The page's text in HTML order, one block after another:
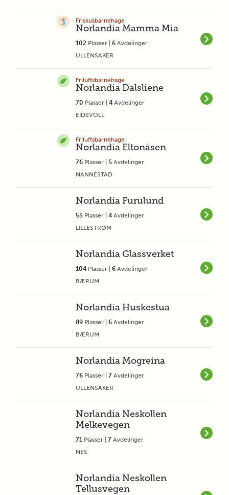
Friskusbarnehage
Norlandia Mamma Mia
102 Plasser | 6 Avdelinger
ULLENSAKER
Friluftsbarnehage
Norlandia Dalsliene
70 Plasser | 4 Avdelinger
EIDSVOLL
Friluftsbarnehage
Norlandia Eltonåsen
76 Plasser | 5 Avdelinger
NANNESTAD
Norlandia Furulund
55 Plasser | 4 Avdelinger
LILLESTRØM
Norlandia Glassverket
104 Plasser | 6 Avdelinger
BÆRUM
Norlandia Huskestua
89 Plasser | 6 Avdelinger
BÆRUM
Norlandia Mogreina
76 Plasser | 7 Avdelinger
ULLENSAKER
Norlandia Neskollen
Melkevegen
71 Plasser | 7 Avdelinger
NES
Norlandia Neskollen
Tellusvegen